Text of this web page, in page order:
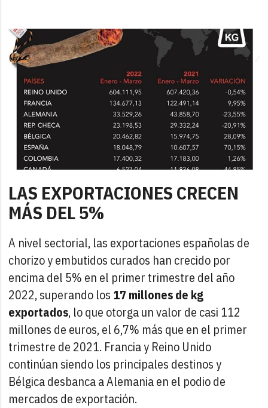
LAS EXPORTACIONES CRECEN
MÁS DEL 5%
A nivel sectorial, las exportaciones españolas de
chorizo y embutidos curados han crecido por
encima del 5% en el primer trimestre del año
2022, superando los 17 millones de kg
exportados, lo que otorga un valor de casi 112
millones de euros, el 6,7% más que en el primer
trimestre de 2021. Francia y Reino Unido
continúan siendo los principales destinos y
Bélgica desbanca a Alemania en el podio de
mercados de exportación.